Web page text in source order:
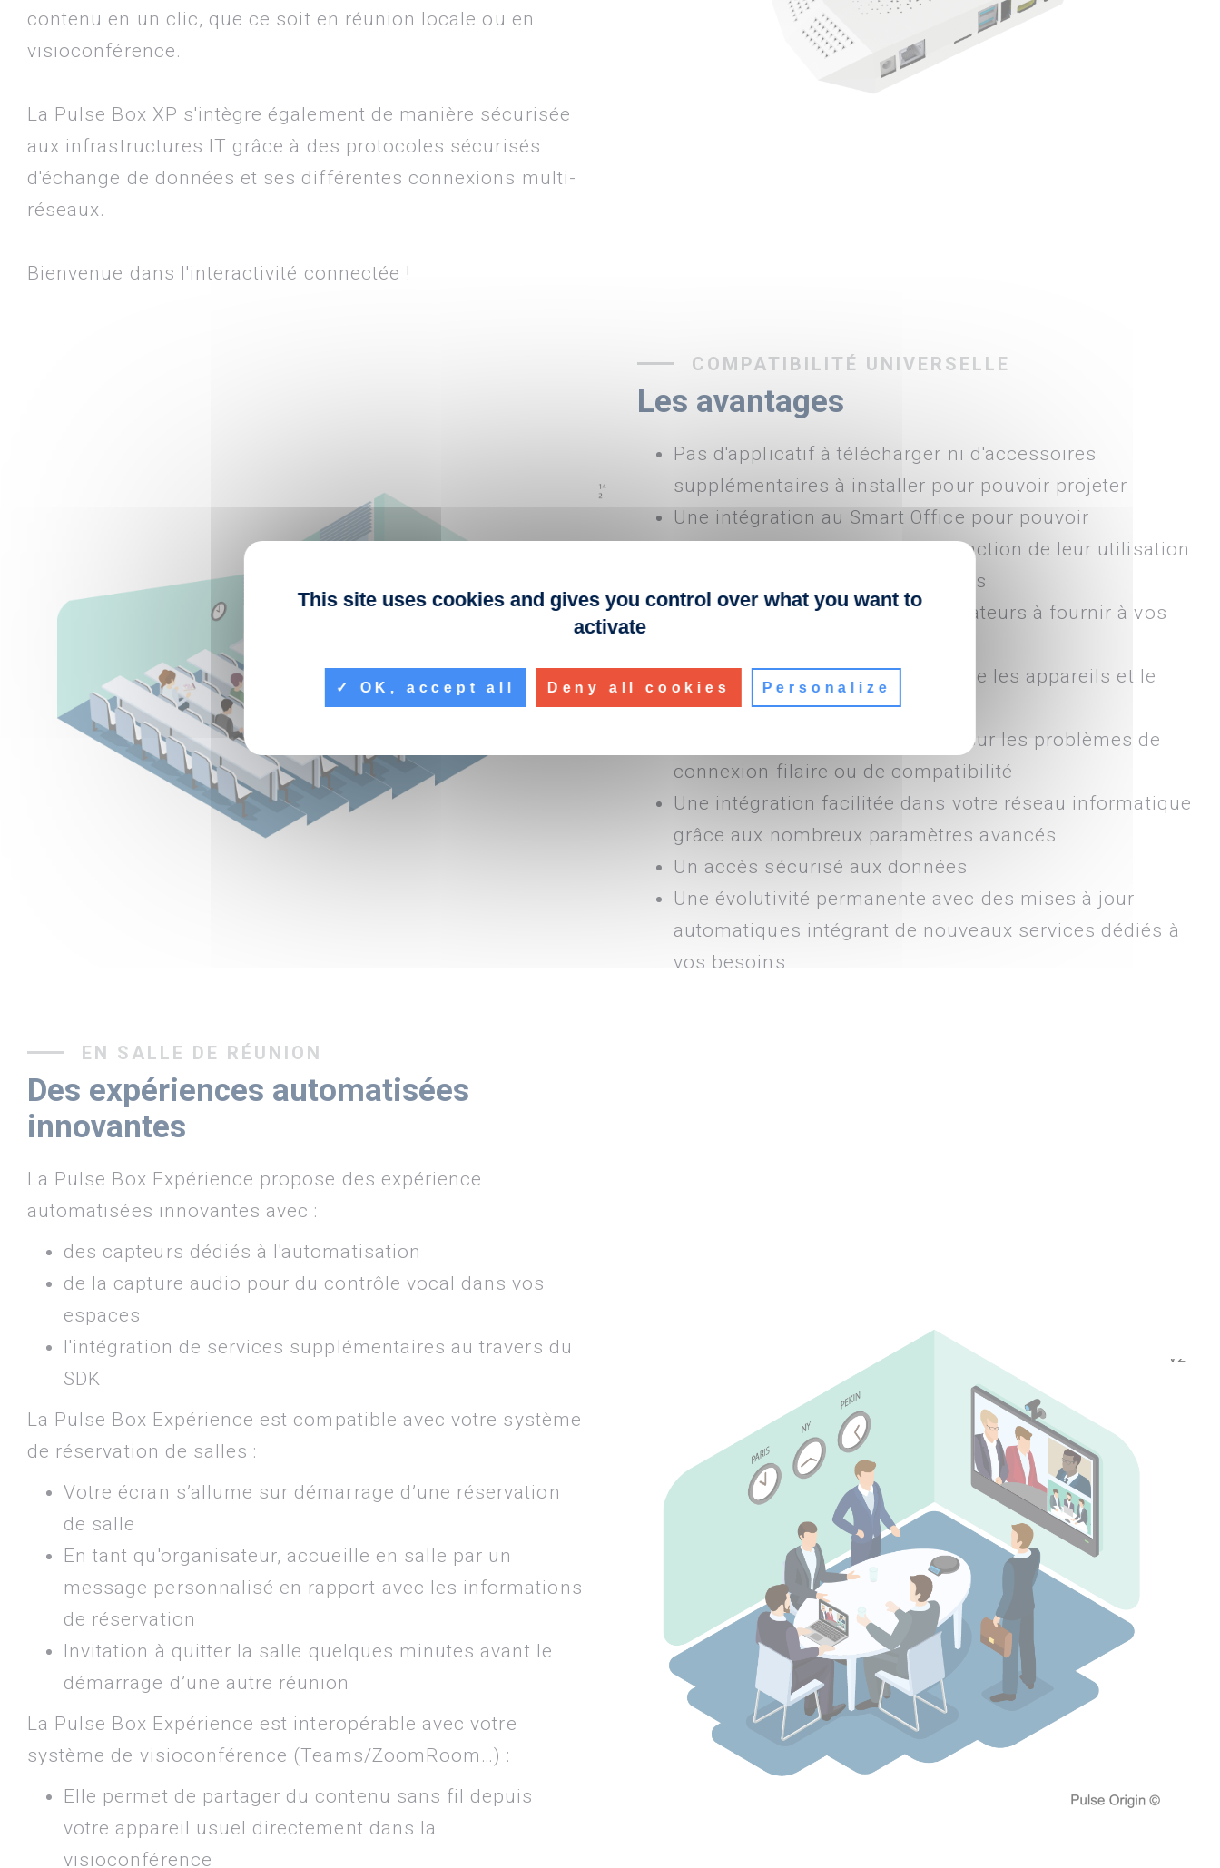
contenu en un clic, que ce soit en réunion locale ou en
visioconférence.
La Pulse Box XP s'intègre également de manière sécurisée
aux infrastructures IT grâce à des protocoles sécurisés
d'échange de données et ses différentes connexions multi-
réseaux.
Bienvenue dans l'interactivité connectée !
COMPATIBILITÉ UNIVERSELLE
Les avantages
Pas d'applicatif à télécharger ni d'accessoires
supplémentaires à installer pour pouvoir projeter
Une intégration au Smart Office pour pouvoir
contextualiser vos écrans en fonction de leur utilisation
dans l'espace où ils sont installés
Plus de connectiques et d'adaptateurs à fournir à vos
Plus de câbles vidéo à relier entre les appareils et le
système de projection
Plus de maintenance à réaliser sur les problèmes de
connexion filaire ou de compatibilité
Une intégration facilitée dans votre réseau informatique
grâce aux nombreux paramètres avancés
Un accès sécurisé aux données
Une évolutivité permanente avec des mises à jour
automatiques intégrant de nouveaux services dédiés à
vos besoins
EN SALLE DE RÉUNION
Des expériences automatisées
innovantes
La Pulse Box Expérience propose des expérience
automatisées innovantes avec :
des capteurs dédiés à l'automatisation
de la capture audio pour du contrôle vocal dans vos
espaces
l'intégration de services supplémentaires au travers du
SDK
La Pulse Box Expérience est compatible avec votre système
de réservation de salles :
Votre écran s’allume sur démarrage d’une réservation
de salle
En tant qu'organisateur, accueille en salle par un
message personnalisé en rapport avec les informations
de réservation
Invitation à quitter la salle quelques minutes avant le
démarrage d’une autre réunion
La Pulse Box Expérience est interopérable avec votre
système de visioconférence (Teams/ZoomRoom…) :
Elle permet de partager du contenu sans fil depuis
votre appareil usuel directement dans la
visioconférence
This site uses cookies and gives you control over what you want to
activate
OK, accept all Deny all cookies Personalize